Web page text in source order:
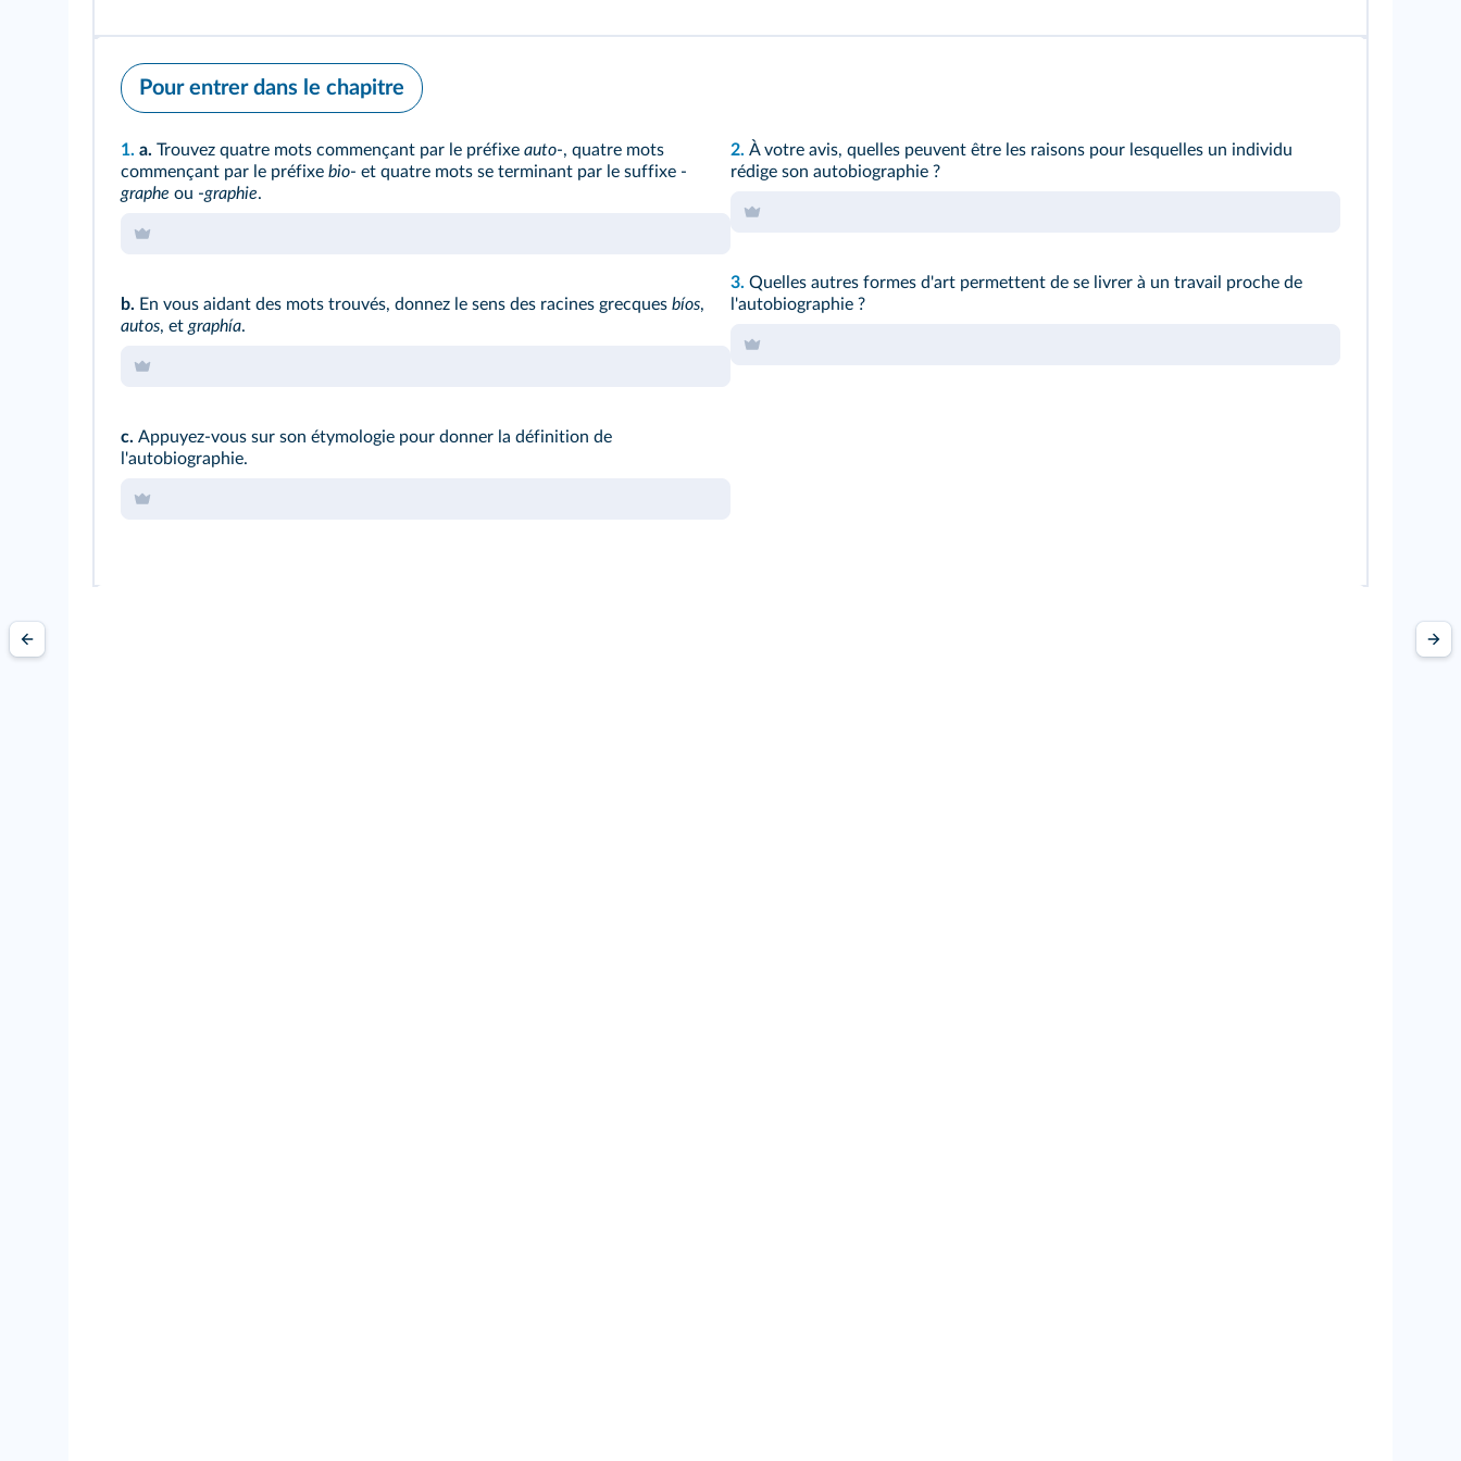
Pour entrer dans le chapitre
1. a. Trouvez quatre mots commençant par le préfixe auto-, quatre mots
commençant par le préfixe bio- et quatre mots se terminant par le suffixe -
graphe ou -graphie.
b. En vous aidant des mots trouvés, donnez le sens des racines grecques bíos,
autos, et graphía.
c. Appuyez-vous sur son étymologie pour donner la définition de
l'autobiographie.
2. À votre avis, quelles peuvent être les raisons pour lesquelles un individu
rédige son autobiographie ?
3. Quelles autres formes d'art permettent de se livrer à un travail proche de
l'autobiographie ?